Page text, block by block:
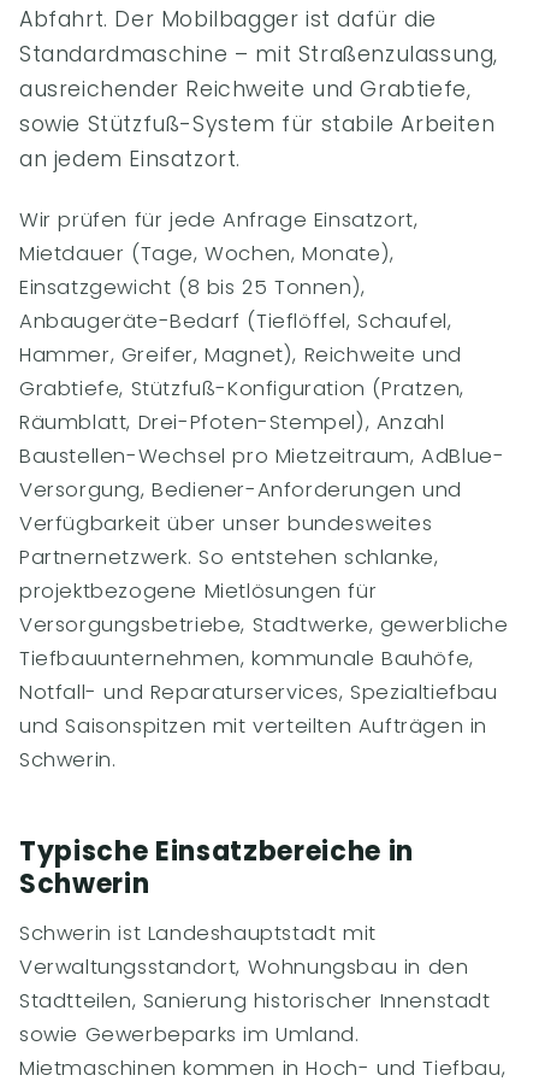
Abfahrt. Der Mobilbagger ist dafür die
Standardmaschine – mit Straßenzulassung,
ausreichender Reichweite und Grabtiefe,
sowie Stützfuß-System für stabile Arbeiten
an jedem Einsatzort.
Wir prüfen für jede Anfrage Einsatzort,
Mietdauer (Tage, Wochen, Monate),
Einsatzgewicht (8 bis 25 Tonnen),
Anbaugeräte-Bedarf (Tieflöffel, Schaufel,
Hammer, Greifer, Magnet), Reichweite und
Grabtiefe, Stützfuß-Konfiguration (Pratzen,
Räumblatt, Drei-Pfoten-Stempel), Anzahl
Baustellen-Wechsel pro Mietzeitraum, AdBlue-
Versorgung, Bediener-Anforderungen und
Verfügbarkeit über unser bundesweites
Partnernetzwerk. So entstehen schlanke,
projektbezogene Mietlösungen für
Versorgungsbetriebe, Stadtwerke, gewerbliche
Tiefbauunternehmen, kommunale Bauhöfe,
Notfall- und Reparaturservices, Spezialtiefbau
und Saisonspitzen mit verteilten Aufträgen in
Schwerin.
Typische Einsatzbereiche in
Schwerin
Schwerin ist Landeshauptstadt mit
Verwaltungsstandort, Wohnungsbau in den
Stadtteilen, Sanierung historischer Innenstadt
sowie Gewerbeparks im Umland.
Mietmaschinen kommen in Hoch- und Tiefbau,